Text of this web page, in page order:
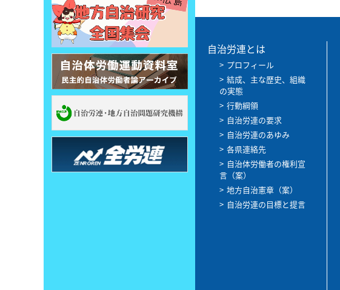
自治労連とは
プロフィール
結成、主な歴史、組織
の実態
行動綱領
自治労連の要求
自治労連のあゆみ
各県連絡先
自治体労働者の権利宣
言（案）
地方自治憲章（案）
自治労連の目標と提言